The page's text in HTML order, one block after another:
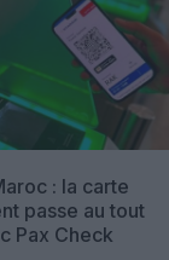
: la carte
passe au tout
Pax Check